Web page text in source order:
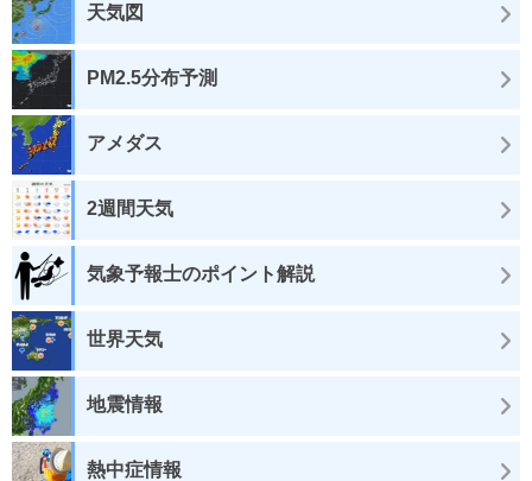
天気図
PM2.5分布予測
アメダス
2週間天気
気象予報士のポイント解説
世界天気
地震情報
熱中症情報